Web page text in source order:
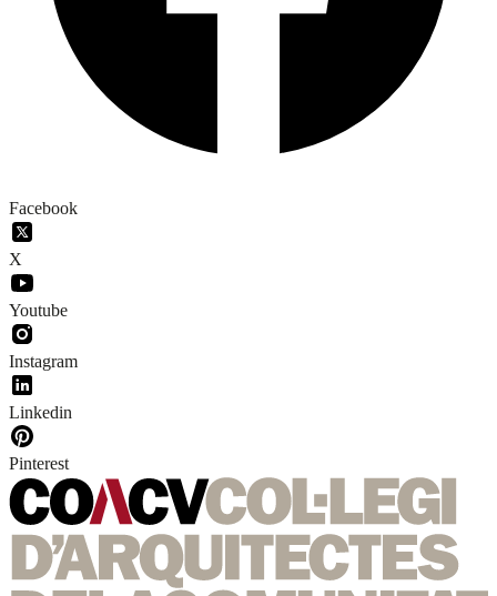
Facebook
X
Youtube
Instagram
Linkedin
Pinterest